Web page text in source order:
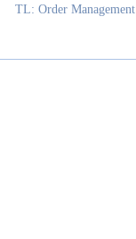
TL: Order Management